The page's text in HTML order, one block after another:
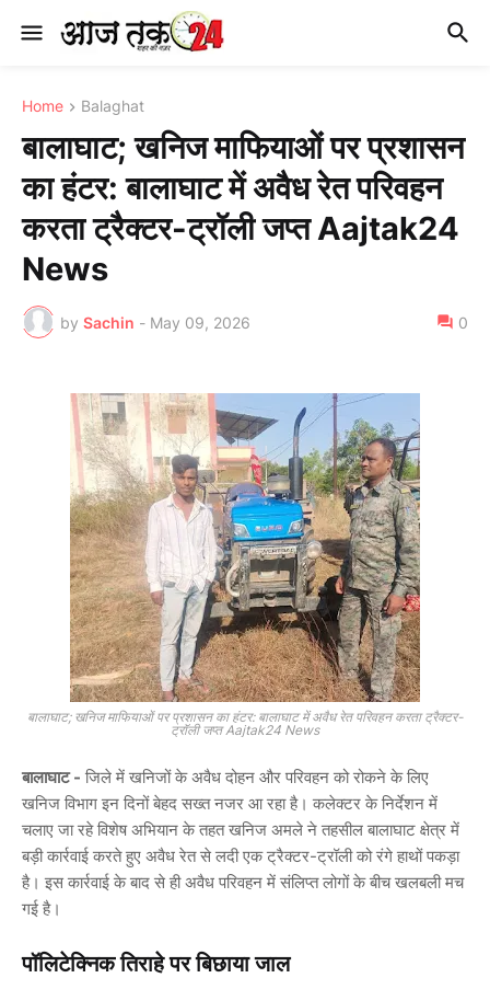
Home Balaghat
बालाघाट; खनिज माफियाओं पर प्रशासन
का हंटर: बालाघाट में अवैध रेत परिवहन
करता ट्रैक्टर-ट्रॉली जप्त Aajtak24
News
by Sachin - May 09, 2026 0
बालाघाट; खनिज माफियाओं पर प्रशासन का हंटर: बालाघाट में अवैध रेत परिवहन करता ट्रैक्टर-
ट्रॉली जप्त Aajtak24 News
बालाघाट - जिले में खनिजों के अवैध दोहन और परिवहन को रोकने के लिए
खनिज विभाग इन दिनों बेहद सख्त नजर आ रहा है। कलेक्टर के निर्देशन में
चलाए जा रहे विशेष अभियान के तहत खनिज अमले ने तहसील बालाघाट क्षेत्र में
बड़ी कार्रवाई करते हुए अवैध रेत से लदी एक ट्रैक्टर-ट्रॉली को रंगे हाथों पकड़ा
है। इस कार्रवाई के बाद से ही अवैध परिवहन में संलिप्त लोगों के बीच खलबली मच
गई है।
पॉलिटेक्निक तिराहे पर बिछाया जाल